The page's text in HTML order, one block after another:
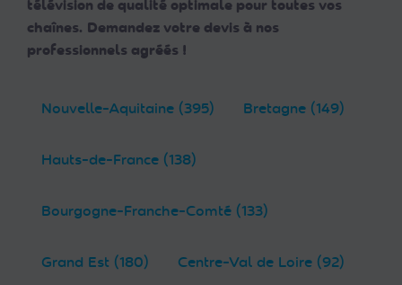
télévision de qualité optimale pour toutes vos
chaînes. Demandez votre devis à nos
professionnels agréés !
Nouvelle-Aquitaine (395) Bretagne (149)
Hauts-de-France (138)
Bourgogne-Franche-Comté (133)
Grand Est (180) Centre-Val de Loire (92)